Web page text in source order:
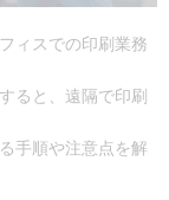
ィスでの印刷業務
ると、遠隔で印刷
手順や注意点を解